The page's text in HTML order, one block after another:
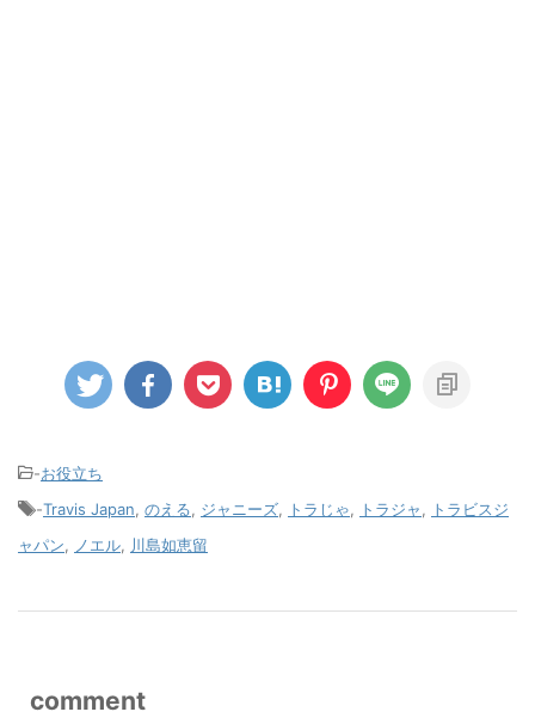
-お役立ち
-Travis Japan, のえる, ジャニーズ, トラじゃ, トラジャ, トラビスジ
ャパン, ノエル, 川島如恵留
comment